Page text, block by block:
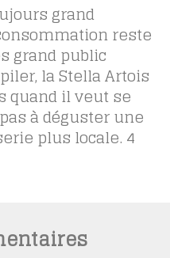
grand
reste
grand public
la Stella Artois
quand il veut se
à déguster une
plus locale. 4